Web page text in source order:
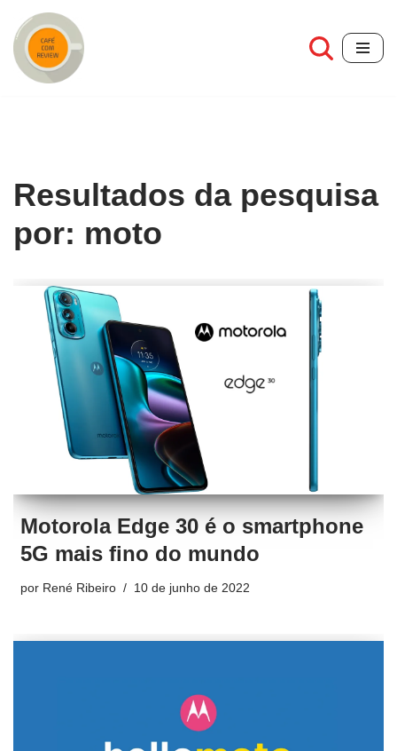
Pular
para
Resultados da pesquisa
por: moto
Motorola Edge 30 é o smartphone
5G mais fino do mundo
por René Ribeiro 10 de junho de 2022